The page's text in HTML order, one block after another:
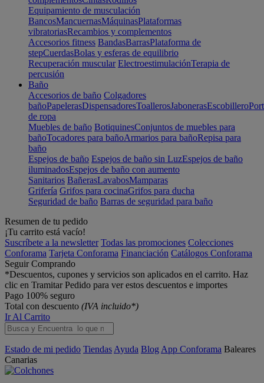
Equipamiento de musculación
BancosMancuernasMáquinasPlataformas
vibratoriasRecambios y complementos
Accesorios fitness BandasBarrasPlataforma de
stepCuerdasBolas y esferas de equilibrio
Recuperación muscular ElectroestimulaciónTerapia de
percusión
Baño
Accesorios de baño Colgadores
bañoPapelerasDispensadoresToallerosJabonerasEscobillero
de ropa
Muebles de baño BotiquinesConjuntos de muebles para
bañoTocadores para bañoArmarios para bañoRepisa para
baño
Espejos de baño Espejos de baño sin LuzEspejos de baño
iluminadosEspejos de baño con aumento
Sanitarios BañerasLavabosMamparas
Grifería Grifos para cocinaGrifos para ducha
Seguridad de baño Barras de seguridad para baño
Resumen de tu pedido
¡Tu carrito está vacío!
Suscríbete a la newsletter Todas las promociones Colecciones
Conforama Tarjeta Conforama Financiación Catálogos Conforama
Seguir Comprando
*Descuentos, cupones y servicios son aplicados en el carrito. Haz
clic en Tramitar Pedido para ver estos descuentos e importes
Pago 100% seguro
Total con descuento (IVA incluido*)
Ir Al Carrito
Estado de mi pedido Tiendas Ayuda Blog App Conforama Baleares
Canarias